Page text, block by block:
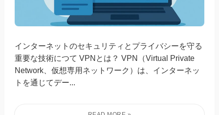
インターネットのセキュリティとプライバシーを守る
重要な技術につて VPNとは？ VPN（Virtual Private
Network、仮想専用ネットワーク）は、インターネッ
トを通じてデー...